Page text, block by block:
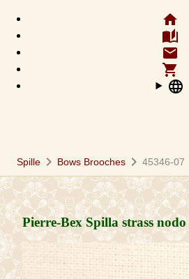
home
auto_stories
email
shopping_cart
language
Spille chevron_right Bows Brooches chevron_right 45346-07
Pierre-Bex Spilla strass nodo